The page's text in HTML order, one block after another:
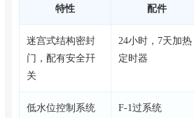
特性 配件
迷宫式结构密封
门，配有安全幵
关
24小时，7天加热
定时器
低水位控制系统 F-1过系统